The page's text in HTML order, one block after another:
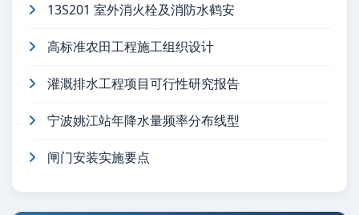
13S201 室外消火栓及消防水鹤安
高标准农田工程施工组织设计
灌溉排水工程项目可行性研究报告
宁波姚江站年降水量频率分布线型
闸门安装实施要点